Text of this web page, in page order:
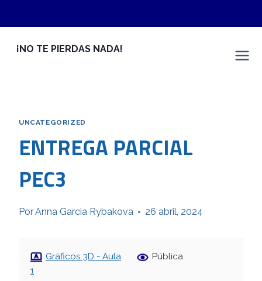
¡NO TE PIERDAS NADA!
UNCATEGORIZED
ENTREGA PARCIAL
PEC3
PorAnna Garcia Rybakova 26 abril, 2024
Gráficos 3D - Aula
1
Pública